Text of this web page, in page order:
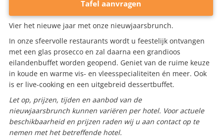
Tafel aanvragen
Vier het nieuwe jaar met onze nieuwjaarsbrunch.
In onze sfeervolle restaurants wordt u feestelijk ontvangen
met een glas prosecco en zal daarna een grandioos
eilandenbuffet worden geopend. Geniet van de ruime keuze
in koude en warme vis- en vleesspecialiteiten én meer. Ook
is er live-cooking en een uitgebreid dessertbuffet.
Let op, prijzen, tijden en aanbod van de
nieuwjaarsbrunch kunnen variëren per hotel. Voor actuele
beschikbaarheid en prijzen raden wij u aan contact op te
nemen met het betreffende hotel.